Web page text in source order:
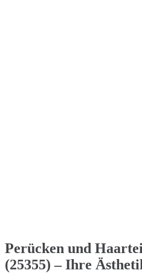
Perücken und
(25355) – Ihre